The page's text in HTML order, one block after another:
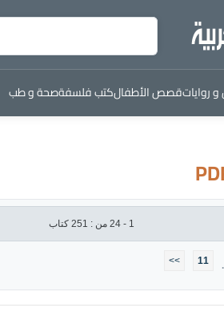
قصص الأطفالكتب فلسفةصحة و طب
1 - 24 من : 251 كتاب
11
>>